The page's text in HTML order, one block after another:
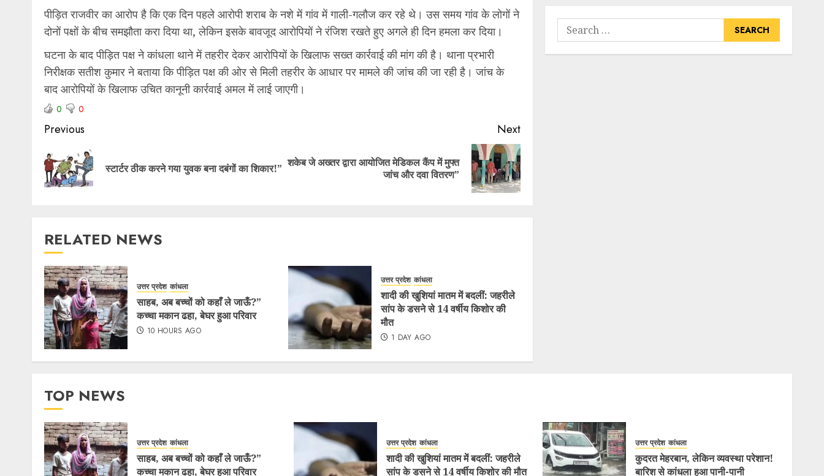
पीड़ित राजवीर का आरोप है कि एक दिन पहले आरोपी शराब के नशे में गांव में गाली-गलौज कर रहे थे। उस समय गांव के लोगों ने
दोनों पक्षों के बीच समझौता करा दिया था, लेकिन इसके बावजूद आरोपियों ने रंजिश रखते हुए अगले ही दिन हमला कर दिया।
घटना के बाद पीड़ित पक्ष ने कांधला थाने में तहरीर देकर आरोपियों के खिलाफ सख्त कार्रवाई की मांग की है। थाना प्रभारी
निरीक्षक सतीश कुमार ने बताया कि पीड़ित पक्ष की ओर से मिली तहरीर के आधार पर मामले की जांच की जा रही है। जांच के
बाद आरोपियों के खिलाफ उचित कानूनी कार्रवाई अमल में लाई जाएगी।
0 0
Previous
स्टार्टर ठीक करने गया युवक बना दबंगों का शिकार!”
Next
शकेब जे अख्तर द्वारा आयोजित मेडिकल कैंप में मुफ्त
जांच और दवा वितरण”
RELATED NEWS
उत्तर प्रदेश कांधला
साहब, अब बच्चों को कहाँ ले जाऊँ?”
कच्चा मकान ढहा, बेघर हुआ परिवार
10 HOURS AGO
उत्तर प्रदेश कांधला
शादी की खुशियां मातम में बदलीं: जहरीले
सांप के डसने से 14 वर्षीय किशोर की
मौत
1 DAY AGO
TOP NEWS
उत्तर प्रदेश कांधला
साहब, अब बच्चों को कहाँ ले जाऊँ?”
कच्चा मकान ढहा, बेघर हुआ परिवार
उत्तर प्रदेश कांधला
शादी की खुशियां मातम में बदलीं: जहरीले
सांप के डसने से 14 वर्षीय किशोर की मौत
उत्तर प्रदेश कांधला
कुदरत मेहरबान, लेकिन व्यवस्था परेशान!
बारिश से कांधला हुआ पानी-पानी